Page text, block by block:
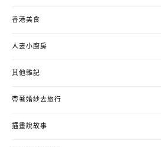
香港美食
人妻小廚房
其他雜記
帶著婚紗去旅行
插畫說故事